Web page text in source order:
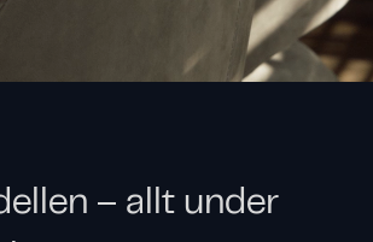
– allt under